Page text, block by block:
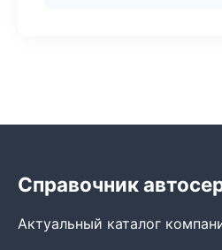
Справочник
Актуальный каталог